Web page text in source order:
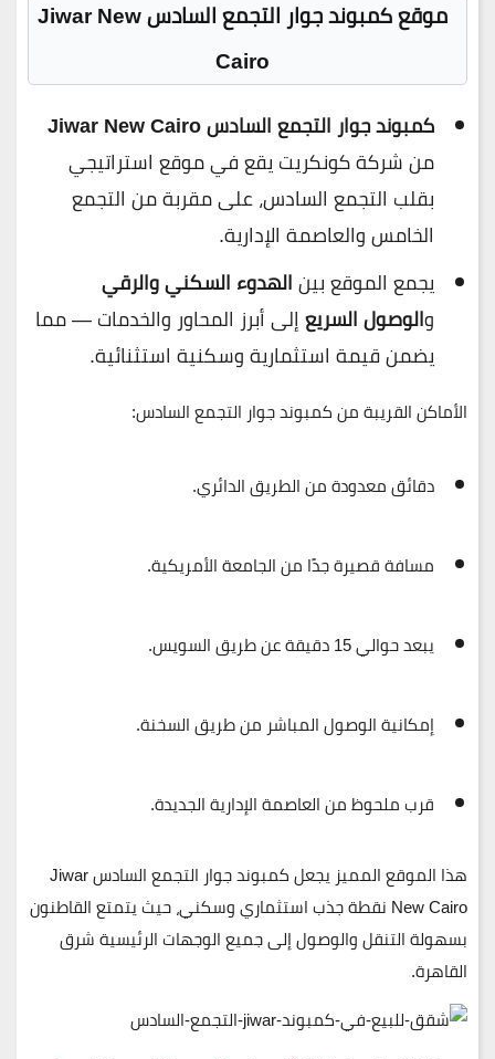
موقع كمبوند جوار التجمع السادس Jiwar New
Cairo
كمبوند جوار التجمع السادس Jiwar New Cairo
من شركة كونكريت يقع في موقع استراتيجي
بقلب التجمع السادس، على مقربة من التجمع
الخامس والعاصمة الإدارية.
يجمع الموقع بينالهدوء السكني والرقي
والوصول السريعإلى أبرز المحاور والخدمات — مما
يضمن قيمة استثمارية وسكنية استثنائية.
الأماكن القريبة من كمبوند جوار التجمع السادس:
دقائق معدودة منالطريق الدائري.
مسافة قصيرة جدًا منالجامعة الأمريكية.
يبعد حوالي15 دقيقة عن طريق السويس .
إمكانية الوصول المباشر منطريق السخنة.
قرب ملحوظ منالعاصمة الإدارية الجديدة.
هذا الموقع المميز يجعل
كمبوند جوار التجمع السادس Jiwar
New Cairo نقطة جذب استثماري وسكني، حيث يتمتع القاطنون
بسهولة التنقل والوصول إلى جميع الوجهات الرئيسية شرق
القاهرة.